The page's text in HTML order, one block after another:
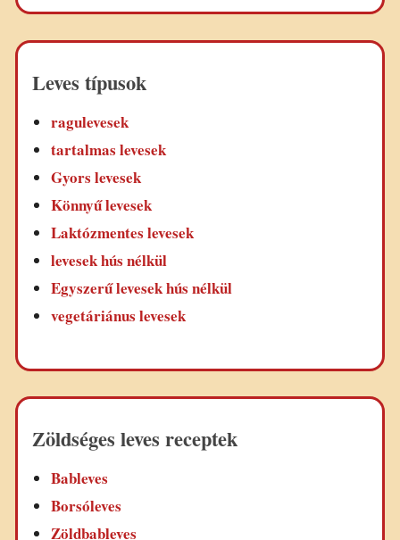
Leves típusok
ragulevesek
tartalmas levesek
Gyors levesek
Könnyű levesek
Laktózmentes levesek
levesek hús nélkül
Egyszerű levesek hús nélkül
vegetáriánus levesek
Zöldséges leves receptek
Bableves
Borsóleves
Zöldbableves